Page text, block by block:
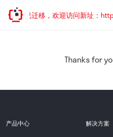
站地址已迁移，欢迎访问新址：
Thanks for
产品中心 解决方案